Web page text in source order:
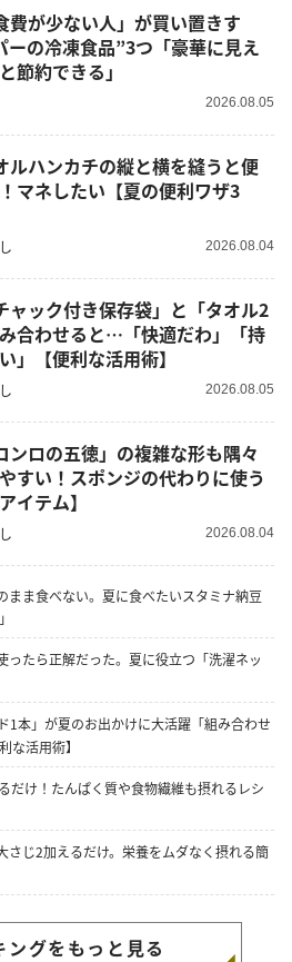
ーの冷凍食品”3つ「豪華に見え
節約できる」
2026.08.05
マネしたい【夏の便利ワザ3
2026.08.04
合わせると…「快適だわ」「持
」【便利な活用術】
2026.08.05
すい！スポンジの代わりに使う
イテム】
2026.08.04
まま食べない。夏に食べたいスタミナ納豆
ったら正解だった。夏に役立つ「洗濯ネッ
1本」が夏のお出かけに大活躍「組み合わせ
な活用術】
だけ！たんぱく質や食物繊維も摂れるレシ
さじ2加えるだけ。栄養をムダなく摂れる簡
ングをもっと見る